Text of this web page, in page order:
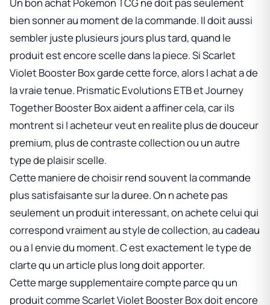
Un bon achat Pokemon TCG ne doit pas seulement
bien sonner au moment de la commande. Il doit aussi
sembler juste plusieurs jours plus tard, quand le
produit est encore scelle dans la piece. SiScarlet
Violet Booster Boxgarde cette force, alors l achat a de
la vraie tenue. Prismatic Evolutions ETBetJourney
Together Booster Boxaident a affiner cela, car ils
montrent si l acheteur veut en realite plus de douceur
premium, plus de contraste collection ou un autre
type de plaisir scelle.
Cette maniere de choisir rend souvent la commande
plus satisfaisante sur la duree. On n achete pas
seulement un produit interessant, on achete celui qui
correspond vraiment au style de collection, au cadeau
ou a l envie du moment. C est exactement le type de
clarte qu un article plus long doit apporter.
Cette marge supplementaire compte parce qu un
produit commeScarlet Violet Booster Boxdoit encore